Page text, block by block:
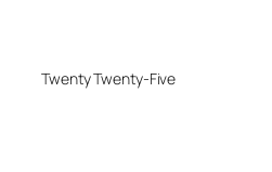
Twenty Twenty-Five